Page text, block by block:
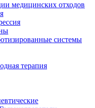
медицинских отходов
системы
терапия